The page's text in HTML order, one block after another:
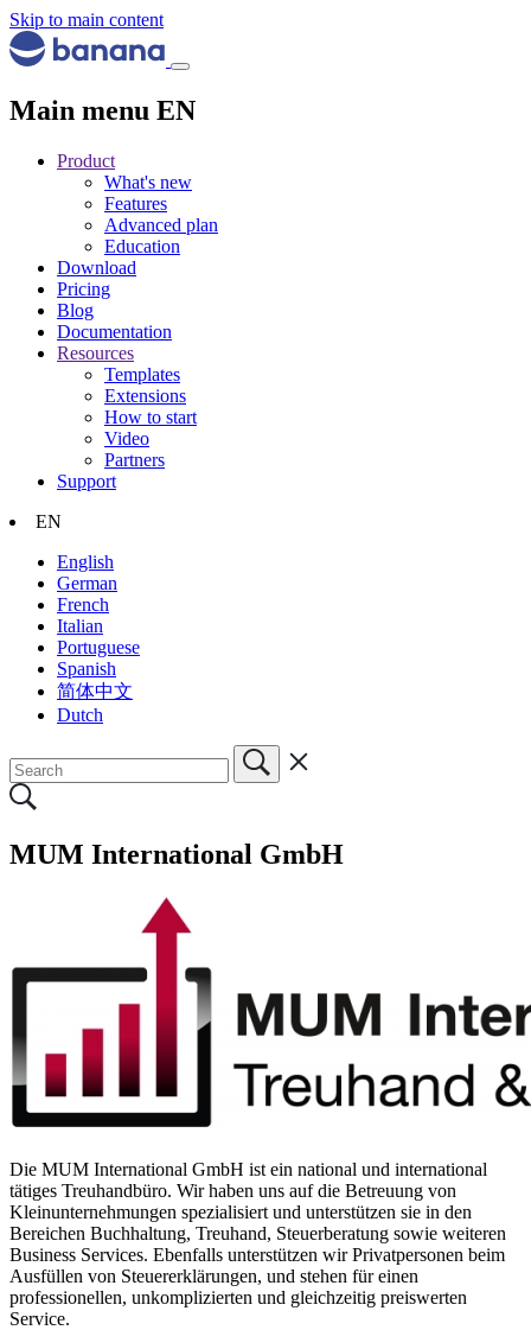
Skip to main content
Main menu EN
Product
What's new
Features
Advanced plan
Education
Download
Pricing
Blog
Documentation
Resources
Templates
Extensions
How to start
Video
Partners
Support
EN
English
German
French
Italian
Portuguese
Spanish
简体中文
Dutch
MUM International GmbH
Die MUM International GmbH ist ein national und international
tätiges Treuhandbüro. Wir haben uns auf die Betreuung von
Kleinunternehmungen spezialisiert und unterstützen sie in den
Bereichen Buchhaltung, Treuhand, Steuerberatung sowie weiteren
Business Services. Ebenfalls unterstützen wir Privatpersonen beim
Ausfüllen von Steuererklärungen, und stehen für einen
professionellen, unkomplizierten und gleichzeitig preiswerten
Service.